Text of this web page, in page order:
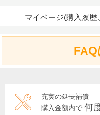
マイページ(購入履歴
FAQ
充実の延長補償
購入金額内で 何